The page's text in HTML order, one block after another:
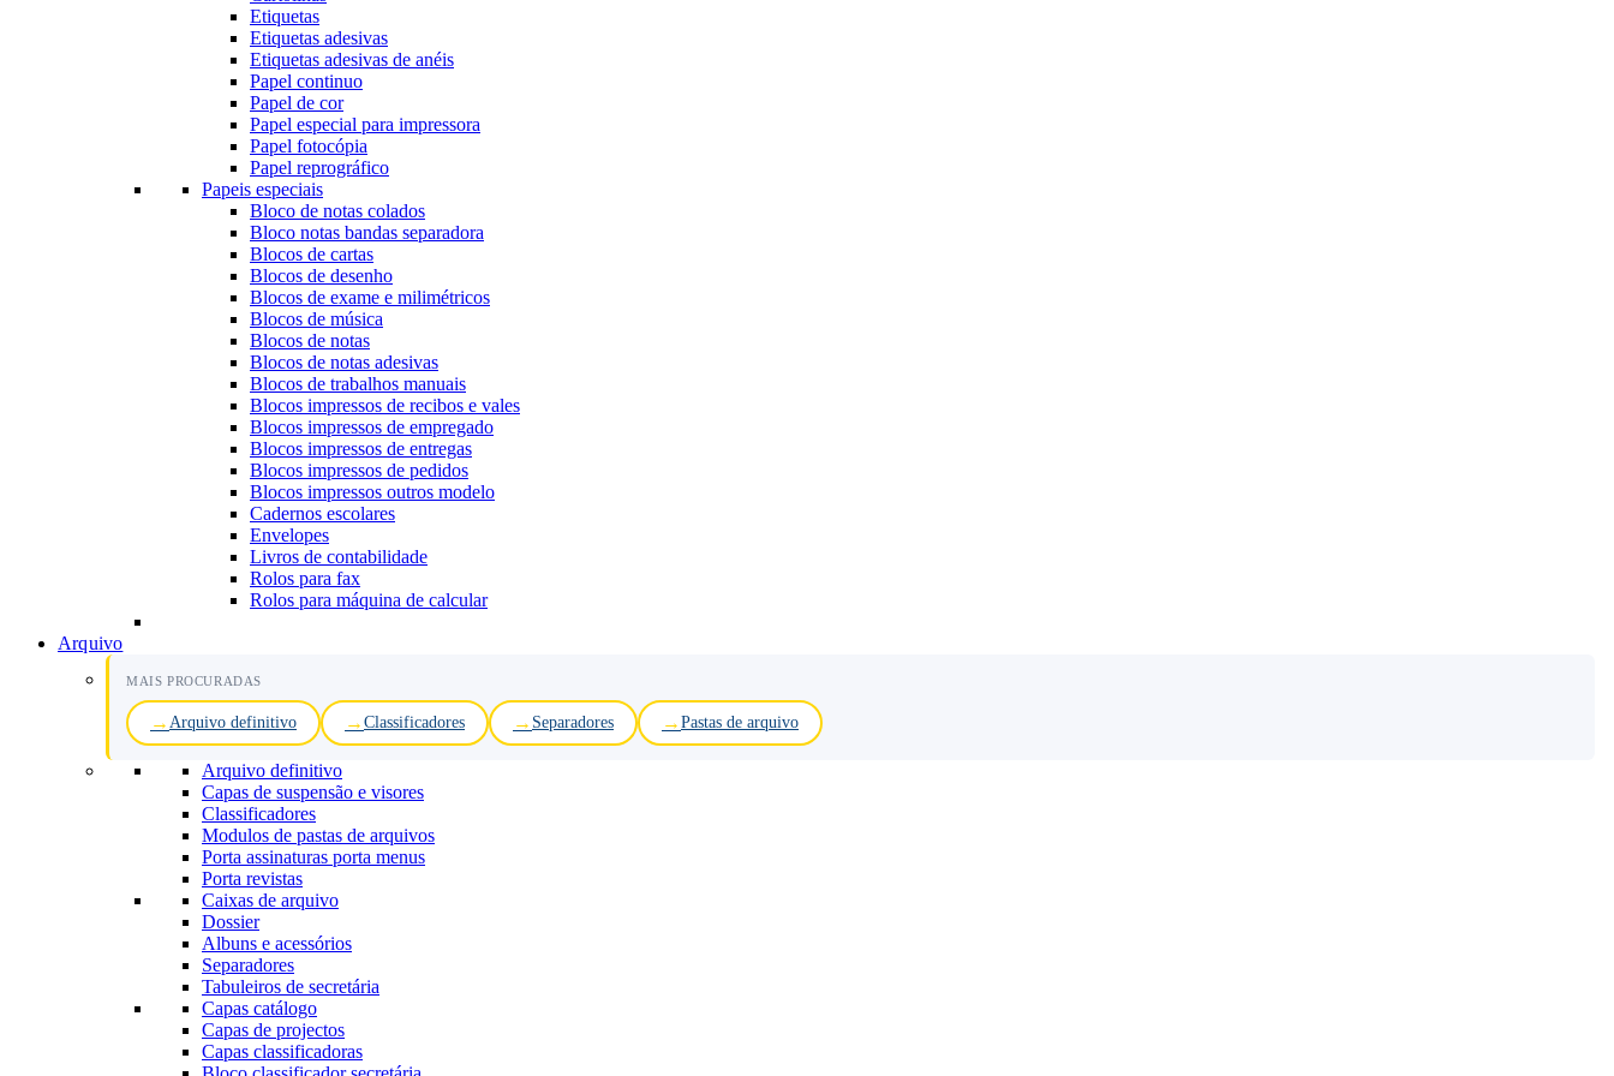
Etiquetas
Etiquetas adesivas
Etiquetas adesivas de anéis
Papel continuo
Papel de cor
Papel especial para impressora
Papel fotocópia
Papel reprográfico
Papeis especiais
Bloco de notas colados
Bloco notas bandas separadora
Blocos de cartas
Blocos de desenho
Blocos de exame e milimétricos
Blocos de música
Blocos de notas
Blocos de notas adesivas
Blocos de trabalhos manuais
Blocos impressos de recibos e vales
Blocos impressos de empregado
Blocos impressos de entregas
Blocos impressos de pedidos
Blocos impressos outros modelo
Cadernos escolares
Envelopes
Livros de contabilidade
Rolos para fax
Rolos para máquina de calcular
Arquivo
MAIS PROCURADAS
Arquivo definitivo Classificadores Separadores Pastas de arquivo
Arquivo definitivo
Capas de suspensão e visores
Classificadores
Modulos de pastas de arquivos
Porta assinaturas porta menus
Porta revistas
Caixas de arquivo
Dossier
Albuns e acessórios
Separadores
Tabuleiros de secretária
Capas catálogo
Capas de projectos
Capas classificadoras